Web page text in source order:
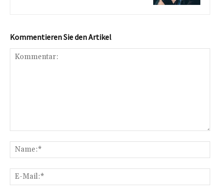
Kommentieren Sie den Artikel